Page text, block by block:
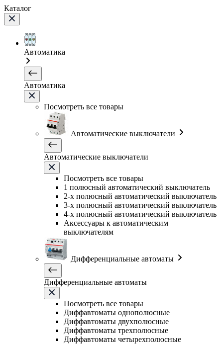
Каталог
Автоматика
Автоматика
Посмотреть все товары
Автоматические выключатели
Автоматические выключатели
Посмотреть все товары
1 полюсный автоматический выключатель
2-х полюсный автоматический выключатель
3-х полюсный автоматический выключатель
4-х полюсный автоматический выключатель
Аксессуары к автоматическим
выключателям
Дифференциальные автоматы
Дифференциальные автоматы
Посмотреть все товары
Диффавтоматы однополюсные
Диффавтоматы двухполюсные
Диффавтоматы трехполюсные
Диффавтоматы четырехполюсные